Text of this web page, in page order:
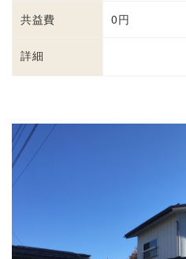
共益費 0円
詳細